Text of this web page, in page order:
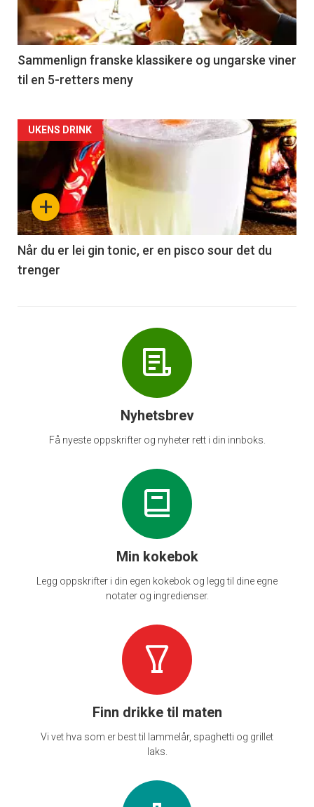
-
5
Sammenlign franske klassikere og ungarske viner
til en 5-retters meny
Forsiden
akkurat
nå
-
6
+
UKENS DRINK
Når du er lei gin tonic, er en pisco sour det du
trenger
Nyhetsbrev
Få nyeste oppskrifter og nyheter rett i din innboks.
Min kokebok
Legg oppskrifter i din egen kokebok og legg til dine egne
notater og ingredienser.
Finn drikke til maten
Vi vet hva som er best til lammelår, spaghetti og grillet
laks.